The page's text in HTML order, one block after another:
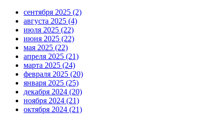
сентября 2025 (2)
августа 2025 (4)
июля 2025 (22)
июня 2025 (22)
мая 2025 (22)
апреля 2025 (21)
марта 2025 (24)
февраля 2025 (20)
января 2025 (25)
декабря 2024 (20)
ноября 2024 (21)
октября 2024 (21)